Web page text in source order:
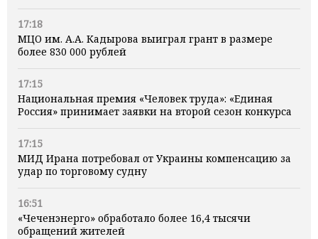
17:18
МЦО им. А.А. Кадырова выиграл грант в размере
более 830 000 рублей
17:15
Национальная премия «Человек труда»: «Единая
Россия» принимает заявки на второй сезон конкурса
17:15
МИД Ирана потребовал от Украины компенсацию за
удар по торговому судну
16:51
«Чеченэнерго» обработало более 16,4 тысячи
обращений жителей